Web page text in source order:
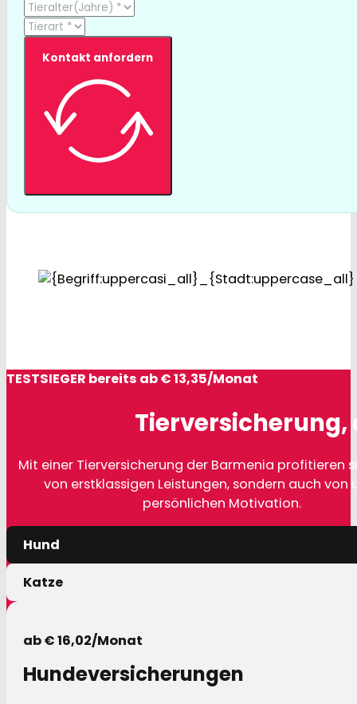
Kontakt anfordern
TESTSIEGER bereits ab € 13,35/Monat
Tierversicherung,
Mit einer Tierversicherung der Barmenia profitieren
von erstklassigen Leistungen, sondern auch von
persönlichen Motivation.
Hund
Katze
ab € 16,02/Monat
Hundeversicherungen